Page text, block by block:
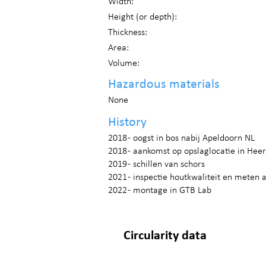
Height (or depth):
Thickness:
Area:
Volume:
Hazardous materials
None
History
2018 - oogst in bos nabij Apeldoorn NL
2018 - aankomst op opslaglocatie in
2019 - schillen van schors
2021 - inspectie houtkwaliteit en meten
2022 - montage in GTB Lab
Circularity data